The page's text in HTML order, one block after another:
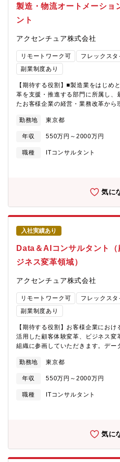
製造・物流オートメーショ
ント
アクセンチュア株式会社
リモートワーク可 フレックス
副業制度あり
【期待する役割】■製造業をはじめ
革を支援・推進する部門に所属し、
たお客様企業の経営・業務改革か
速・効率的なエネルギー流通網の構
庫業務の省力化は、あらゆる製造業
であり、アクセンチュアでは、最新
客企業のサプライチェーン・ロジス
に対し、ロボット技術やAI等を活用
ン戦略の立案と実行推進 ■高度な
場/プラントの自動保全操業/産業ロ
う構想支援, 業務支援■最新デジタ
ト技術等)を想定した業務プロセス
グランドデザイン、物流生産性改善
ジェクト事例】■生産ラインのロボ
WMS（Warehouse Management
使い古した倉庫を立て替えて、「
ろ」まで全てを全自動で実現【おす
したサプライチェーン・ロジスティ
く、大きなやりがいと成長機会のあ
チュアグローバルネットワークとの
ジーに触れながら自動化改革に取り
勤務地 東京都
年収 550万円～2000万円
職種
ITコンサルタント
気に
入社実績あり
Data＆AIコンサルタント
ジネス変革領域）
アクセンチュア株式会社
リモートワーク可 フレックス
副業制度あり
【期待する役割】お客様企業にお
活用した顧客体験変革、ビジネス変
組織に参画していただきます。デー
ティブ集団、また長年強みにしてい
連携し、戦略立案支援～実施策運用
す。【業務内容】■お客様企業に対
様なテーマ（顧客理解の深化、新規
革、人材育成 等）の提案又はプロ
メンバーともコラボレーションしな
気通貫でのビジネス価値創出の支援
ータ・購買データを用いたセールス
のデータ駆動型改革（小売業、消費
勤務地 東京都
年収 550万円～2000万円
職種
ITコンサルタント
気に